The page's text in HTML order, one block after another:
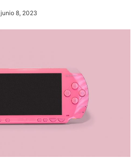
junio 8, 2023